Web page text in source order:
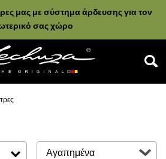
μας με σύστημα άρδευσης για τον
σας χώρο
Αναζήτηση